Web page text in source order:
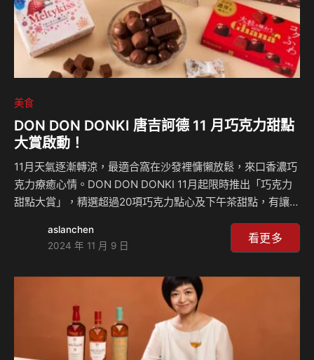
美食
DON DON DONKI 唐吉訶德 11 月巧克力甜點
大賞啟動！
11月天氣逐漸轉涼，最適合窩在沙發裡慵懶放鬆，來口香濃巧
克力療癒心情。DON DON DONKI 11月起限時推出「巧克力
甜點大賞」，精選超過20項巧克力點心及下午茶甜點，有讓人
味，搭配餅乾香脆口感，演繹最美味的結合！ DON DON
DONKI另精選口感最好的「巧克力蛋糕系列」，入口蛋糕蓬
斯克蛋糕，感受層次豐富的鮮奶油與乳酪香氣，再搭配特選
「巧克力冰淇淋系列」產品，每口都是享受；即日起至11月30
日，DONKI限時推出巧克力系列品項與指定甜點優惠，這個冬
天就讓巧克力香縈繞滿屋！另外，1…
aslanchen
2024 年 11 月 9 日
看更多